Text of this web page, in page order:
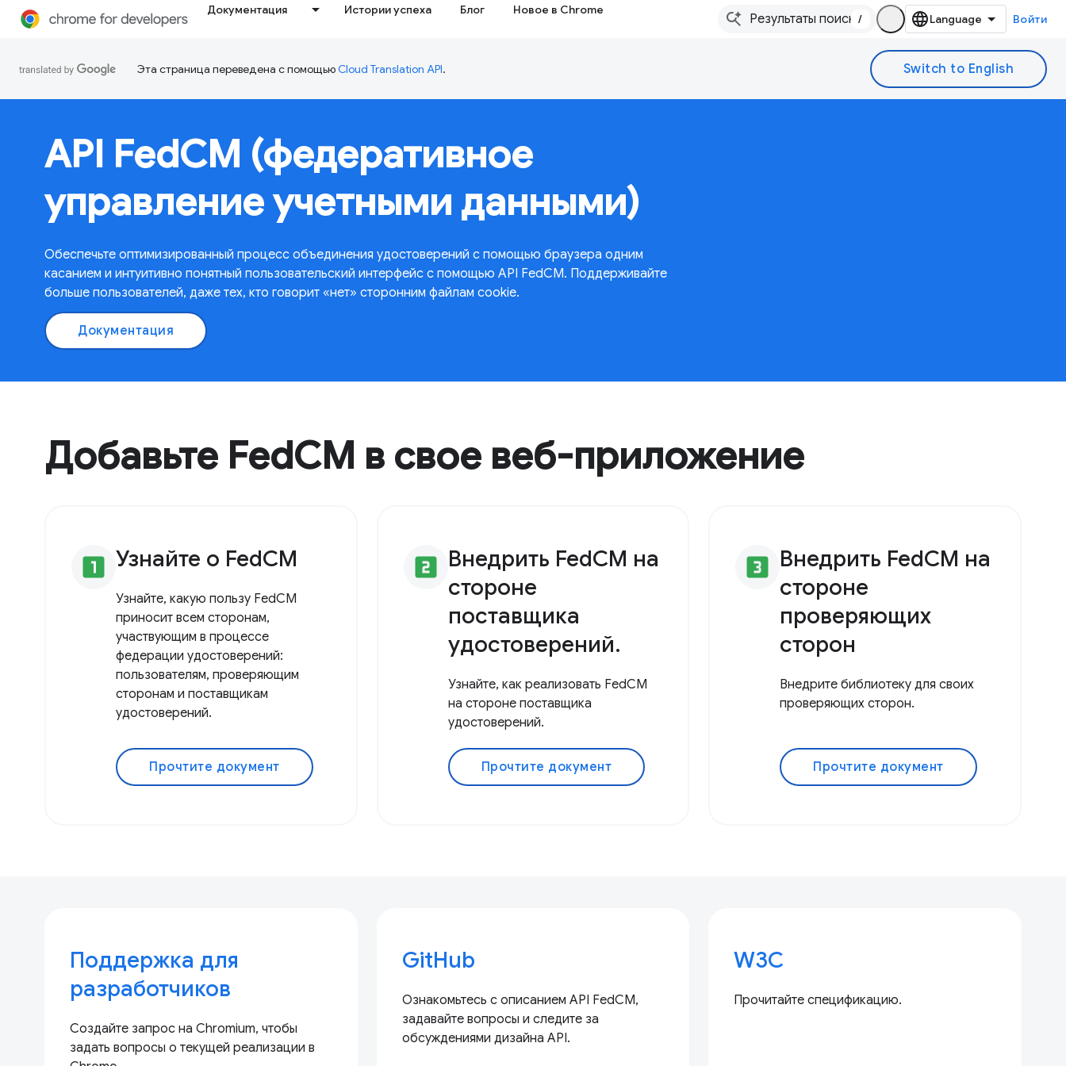
Документация Истории успеха Блог Новое в Chrome
/ Войти
Эта страница переведена с помощьюCloud Translation API.
API FedCM (федеративное
управление учетными данными)
Обеспечьте оптимизированный процесс объединения удостоверений с помощью браузера одним
касанием и интуитивно понятный пользовательский интерфейс с помощью API FedCM. Поддерживайте
больше пользователей, даже тех, кто говорит «нет» сторонним файлам cookie.
Документация
Добавьте FedCM в свое веб-приложение
looks_one Узнайте о FedCM
Узнайте, какую пользу FedCM
приносит всем сторонам,
участвующим в процессе
федерации удостоверений:
пользователям, проверяющим
сторонам и поставщикам
удостоверений.
Прочтите документ
looks_two Внедрить FedCM на
стороне
поставщика
удостоверений.
Узнайте, как реализовать FedCM
на стороне поставщика
удостоверений.
Прочтите документ
looks_3 Внедрить FedCM на
стороне
проверяющих
сторон
Внедрите библиотеку для своих
проверяющих сторон.
Прочтите документ
Поддержка для
разработчиков
Создайте запрос на Chromium, чтобы
задать вопросы о текущей реализации в
GitHub
Ознакомьтесь с описанием API FedCM,
задавайте вопросы и следите за
обсуждениями дизайна API.
W3C
Прочитайте спецификацию.